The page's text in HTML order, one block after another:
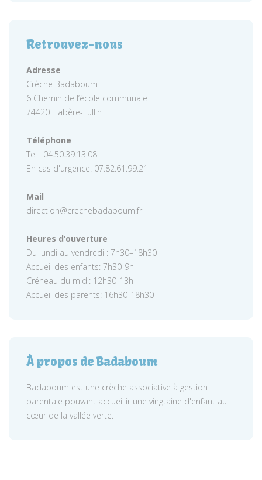
Retrouvez-nous
Adresse
Crèche Badaboum
6 Chemin de l’école communale
74420 Habère-Lullin
Téléphone
Tel : 04.50.39.13.08
En cas d'urgence: 07.82.61.99.21
Mail
direction@crechebadaboum.fr
Heures d’ouverture
Du lundi au vendredi : 7h30–18h30
Accueil des enfants: 7h30-9h
Créneau du midi: 12h30-13h
Accueil des parents: 16h30-18h30
À propos de Badaboum
Badaboum est une crèche associative à gestion
parentale pouvant accueillir une vingtaine d'enfant au
cœur de la vallée verte.